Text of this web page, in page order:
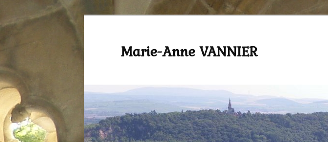
Marie-Anne VANNIER